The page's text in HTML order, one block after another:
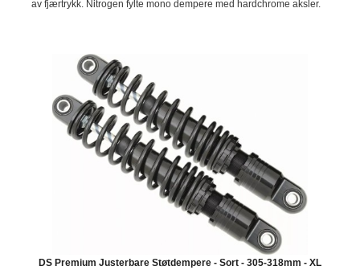
av fjærtrykk. Nitrogen fylte mono dempere med hardchrome aksler.
DS Premium Justerbare Støtdempere - Sort - 305-318mm - XL